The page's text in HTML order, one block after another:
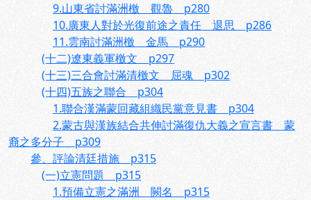
9.山東省討滿洲檄 觀魯 p280
10.廣東人對於光復前途之責任 退思 p286
11.雲南討滿洲檄 金馬 p290
(十二)遼東義軍檄文 p297
(十三)三合會討滿清檄文 屈魂 p302
(十四)五族之聯合 p304
1.聯合漢滿蒙回藏組織民黨意見書 p304
2.蒙古與漢族結合共伸討滿復仇大義之宣言書 蒙
裔之多分子 p309
參、評論清廷措施 p315
(一)立憲問題 p315
1.預備立憲之滿洲 闕名 p315